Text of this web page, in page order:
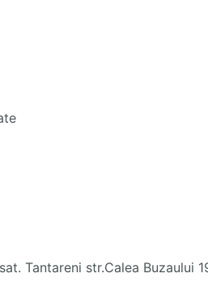
Tantareni str.Calea Buzaului